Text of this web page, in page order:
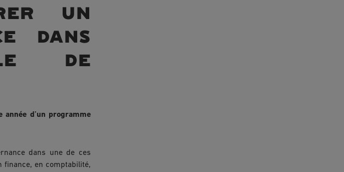
un
dans
de
année d’un programme
dans une de ces
finance, en comptabilité,